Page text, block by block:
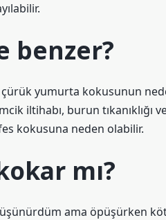
benzer?
yumurta kokusunun
iltihabı, burun tıkanıklığı
kokusuna neden olabilir.
mı?
ama öpüşürken